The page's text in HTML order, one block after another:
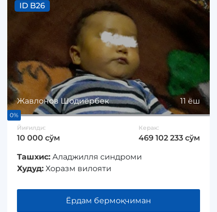
Жавлонов Шодиёрбек 11 ёш
ID B26
0%
Йиғилди:
10 000 сўм
Керак:
469 102 233 сўм
Ташхис: Аладжилля синдроми
Худуд: Хоразм вилояти
Ёрдам бермоқчиман